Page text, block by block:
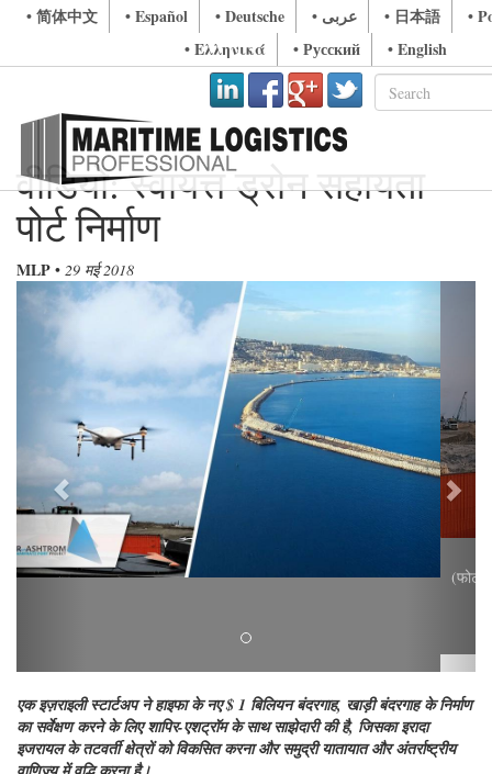
• 简体中文 • Español • Deutsche • عربى • 日本語
•
• Ελληνικά
• Русский • English
वीडियो: स्वायत्त ड्रोन सहायता
पोर्ट निर्माण
MLP • 29 मई 2018
(फोटो: एयरोबोटिक्स)
Previous
का सर्वेक्षण करने के लिए शापिर-एशट्रॉम के साथ साझेदारी की है, जिसका इरादा
इजरायल के तटवर्ती क्षेत्रों को विकसित करना और समुद्री यातायात और अंतर्राष्ट्रीय
वाणिज्य में वृद्धि करना है।